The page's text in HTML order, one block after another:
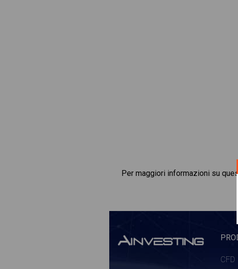
Per maggiori informazioni su
CFD